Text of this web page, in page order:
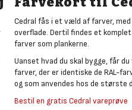
Cedral fås i et væld af farver,
overflade. Dertil findes et
farver som plankerne.
Uanset hvad du skal bygge, får
farver, der er identiske de RAL-
og som anvendes hos de største
Bestil en gratis Cedral vareprøve